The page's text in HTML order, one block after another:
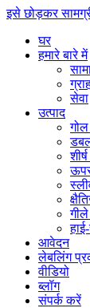
इसे छोड़कर
घर
हमारे बारे में
सेवा
उत्पाद
आवेदन
लेबलिंग
वीडियो
ब्लॉग
संपर्क करें